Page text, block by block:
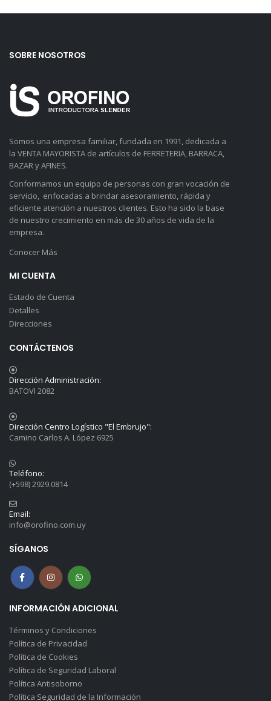
SOBRE NOSOTROS
Somos una empresa familiar, fundada en 1991, dedicada a
la VENTA MAYORISTA de artículos de FERRETERIA, BARRACA,
BAZAR y AFINES.
Conformamos un equipo de personas con gran vocación de
servicio, enfocadas a brindar asesoramiento, rápida y
eficiente atención a nuestros clientes. Esto ha sido la base
de nuestro crecimiento en más de 30 años de vida de la
empresa.
Conocer Más
MI CUENTA
Estado de Cuenta
Detalles
Direcciones
CONTÁCTENOS
Dirección Administración:
BATOVI 2082
Dirección Centro Logístico "El Embrujo":
Camino Carlos A. López 6925
Teléfono:
(+598) 2929.0814
Email:
info@orofino.com.uy
SÍGANOS
INFORMACIÓN ADICIONAL
Términos y Condiciones
Política de Privacidad
Política de Cookies
Política de Seguridad Laboral
Política Antisoborno
Política Seguridad de la Información